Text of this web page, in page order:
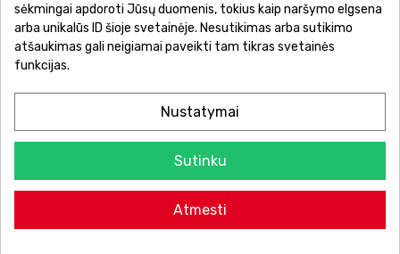
sėkmingai apdoroti Jūsų duomenis, tokius kaip naršymo elgsena
arba unikalūs ID šioje svetainėje. Nesutikimas arba sutikimo
atšaukimas gali neigiamai paveikti tam tikras svetainės
funkcijas.
Nustatymai
Sutinku
Atmesti